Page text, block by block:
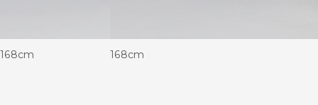
168cm 168cm